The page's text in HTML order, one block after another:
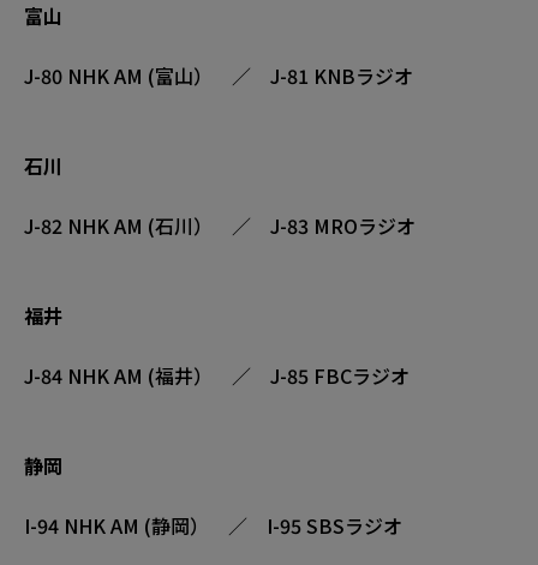
富山
J-80 NHK AM (富山） ／ J-81 KNBラジオ
石川
J-82 NHK AM (石川） ／ J-83 MROラジオ
福井
J-84 NHK AM (福井） ／ J-85 FBCラジオ
静岡
I-94 NHK AM (静岡） ／ I-95 SBSラジオ